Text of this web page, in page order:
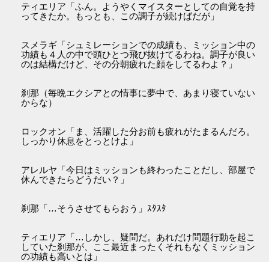
ティエリア「ふん。ようやくマイスターとしての自覚を持
ってきたか。もっとも、この調子が続けばだが」
スメラギ「シュミレーションでの成績も、ミッション中の
功績も４人の中で頭ひとつ飛び抜けてるわね。調子が良い
のは結構だけど、その分朝疲れた顔をしてるわよ？」
刹那（毎晩エクシアとの情事に夢中で、あまり寝ていない
からな）
ロックオン「ま、活躍した分お前も疲れがたまるんだろ。
しっかり休息をとっとけよ」
アレルヤ「今日はミッションも終わったことだし、部屋で
休んできたらどうだい？」
刹那「…そうさせてもらおう」ｽﾀｽﾀ
ティエリア「…しかし、疑問だ。あれだけ問題行動を起こ
していた刹那が、ここ最近まったくそれもなくミッション
の功績も高いとは」